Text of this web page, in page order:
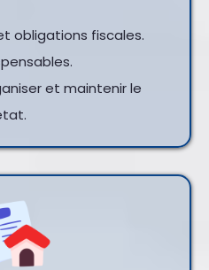
obligations fiscales.
et maintenir le